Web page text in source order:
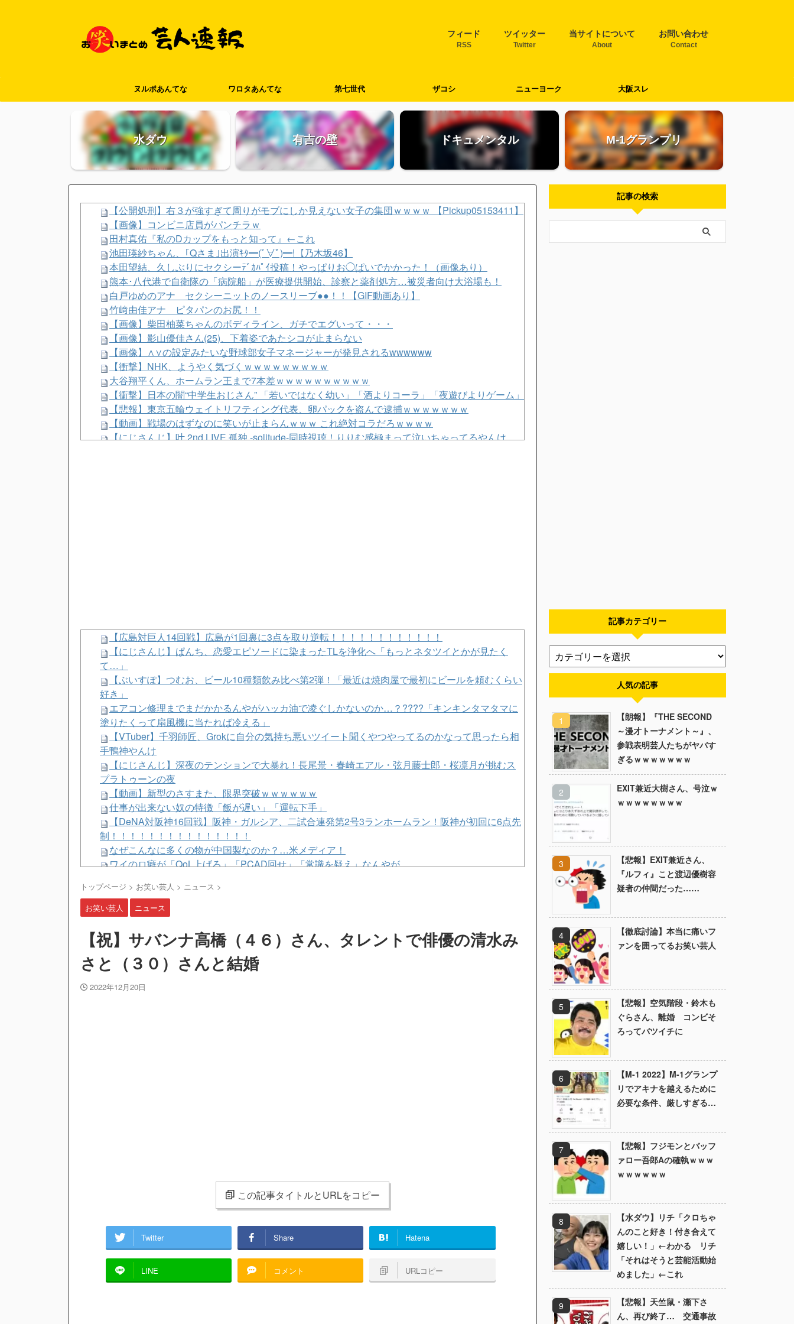
フィード
RSS
ツイッター
Twitter
当サイトについて
About
お問い合わせ
Contact
ヌルポあんてな ワロタあんてな 第七世代 ザコシ ニューヨーク 大阪スレ
水ダウ 有吉の壁 ドキュメンタル M-1グランプリ
【公開処刑】右３が強すぎて周りがモブにしか見えない女子の集団ｗｗｗｗ 【Pickup05153411】
【画像】コンビニ店員がパンチラｗ
田村真佑『私のDカップをもっと知って』←これ
池田瑛紗ちゃん、｢Qさま｣出演ｷﾀ━(ﾟ∀ﾟ)━!【乃木坂46】
本田望結、久しぶりにセクシーﾃﾞｶﾊﾟｲ投稿！やっぱりお◯ぱいでかかった！（画像あり）
熊本･八代港で自衛隊の「病院船」が医療提供開始、診察と薬剤処方…被災者向け大浴場も！
白戸ゆめのアナ セクシーニットのノースリーブ●●！！【GIF動画あり】
竹﨑由佳アナ ピタパンのお尻！！
【画像】柴田柚菜ちゃんのボディライン、ガチでエグいって・・・
【画像】影山優佳さん(25)、下着姿であたシコが止まらない
【画像】∧∨の設定みたいな野球部女子マネージャーが発見されるwwwwww
【衝撃】NHK、ようやく気づくｗｗｗｗｗｗｗｗｗ
大谷翔平くん、ホームラン王まで7本差ｗｗｗｗｗｗｗｗｗｗ
【衝撃】日本の闇“中学生おじさん” 「若いではなく幼い」「酒よりコーラ」「夜遊びよりゲーム」
【悲報】東京五輪ウェイトリフティング代表、卵パックを盗んで逮捕ｗｗｗｗｗｗｗ
【動画】戦場のはずなのに笑いが止まらんｗｗｗ これ絶対コラだろｗｗｗｗ
【にじさんじ】叶 2nd LIVE 孤独 -solitude-同時視聴！りりむ感極まって泣いちゃってるやんけ
【広島対巨人14回戦】広島が1回裏に3点を取り逆転！！！！！！！！！！！！
【にじさんじ】ぱんち、恋愛エピソードに染まったTLを浄化へ「もっとネタツイとかが見たく
て…」
【ぶいすぽ】つむお、ビール10種類飲み比べ第2弾！「最近は焼肉屋で最初にビールを頼むくらい
好き」
エアコン修理までまだかかるんやがハッカ油で凌ぐしかないのか…？????「キンキンタマタマに
塗りたくって扇風機に当たれば冷える」
【VTuber】千羽師匠、Grokに自分の気持ち悪いツイート聞くやつやってるのかなって思ったら相
手鴨神やんけ
【にじさんじ】深夜のテンションで大暴れ！長尾景・春崎エアル・弦月藤士郎・桜凛月が挑むス
プラトゥーンの夜
【動画】新型のさすまた、限界突破ｗｗｗｗｗｗ
仕事が出来ない奴の特徴「飯が遅い」「運転下手」
【DeNA対阪神16回戦】阪神・ガルシア、二試合連発第2号3ランホームラン！阪神が初回に6点先
制！！！！！！！！！！！！！！！
なぜこんなに多くの物が中国製なのか？…米メディア！
ワイのロ癖が「QoL上げろ」「PCAD回せ」「常識を疑え」なんやが
高市首相「日銀は国債を買い入れろ」←また円安が進行するやん
【疑問】羽田空港近くで全日空機が衝突防止装置で作動回避。これで「ニアミスではない」って
マジ？
【ウマ娘】LA公演ツアー、キャンセルが出たので２次募集開始！サンタアニタパークへ行くオプ
ショナルツアーも決定！
【画像】佳子さま、ガチで風格が備わってくるwwwww
【衝撃】イオンモール爆発事故、『とんでもない事実』が判明してしまう・・・・・・
トップページ > お笑い芸人 > ニュース >
お笑い芸人
ニュース
【祝】サバンナ高橋（４６）さん、タレントで俳優の清水み
さと（３０）さんと結婚
2022年12月20日
この記事タイトルとURLをコピー
Twitter Share Hatena
LINE コメント URLコピー
記事の検索
記事カテゴリー
人気の記事
【朗報】『THE SECOND
～漫才トーナメント～』、
参戦表明芸人たちがヤバす
ぎるｗｗｗｗｗｗｗ
EXIT兼近大樹さん、号泣ｗ
ｗｗｗｗｗｗｗｗ
【悲報】EXIT兼近さん、
『ルフィ』こと渡辺優樹容
疑者の仲間だった……
【徹底討論】本当に痛いフ
ァンを囲ってるお笑い芸人
【悲報】空気階段・鈴木も
ぐらさん、離婚 コンビそ
ろってバツイチに
【M-1 2022】M-1グランプ
リでアキナを越えるために
必要な条件、厳しすぎる…
【悲報】フジモンとバッフ
ァロー吾郎Aの確執ｗｗｗ
ｗｗｗｗｗｗ
【水ダウ】リチ「クロちゃ
んのこと好き！付き合えて
嬉しい！」←わかる リチ
「それはそうと芸能活動始
めました」←これ
【悲報】天竺鼠・瀬下さ
ん、再び終了… 交通事故